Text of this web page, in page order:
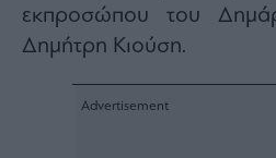
Sell
The
Value
Investor
Crypto
εκπροσώπου του
Δημήτρη Κιούση.